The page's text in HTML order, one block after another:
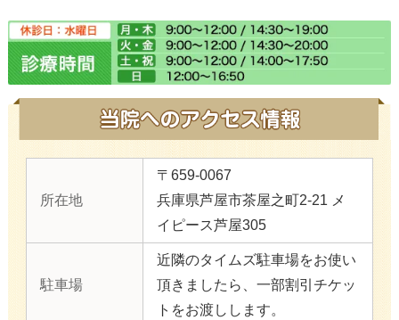
所在地
〒659-0067
兵庫県芦屋市茶屋之町2-21 メ
イピース芦屋305
駐車場
近隣のタイムズ駐車場をお使い
頂きましたら、一部割引チケッ
トをお渡しします。